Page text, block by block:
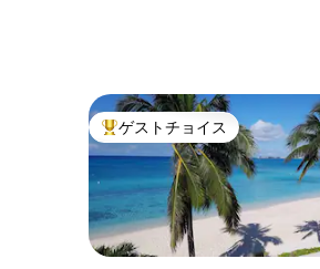
大好評のゲストチョイスです。
ゲストチョイス